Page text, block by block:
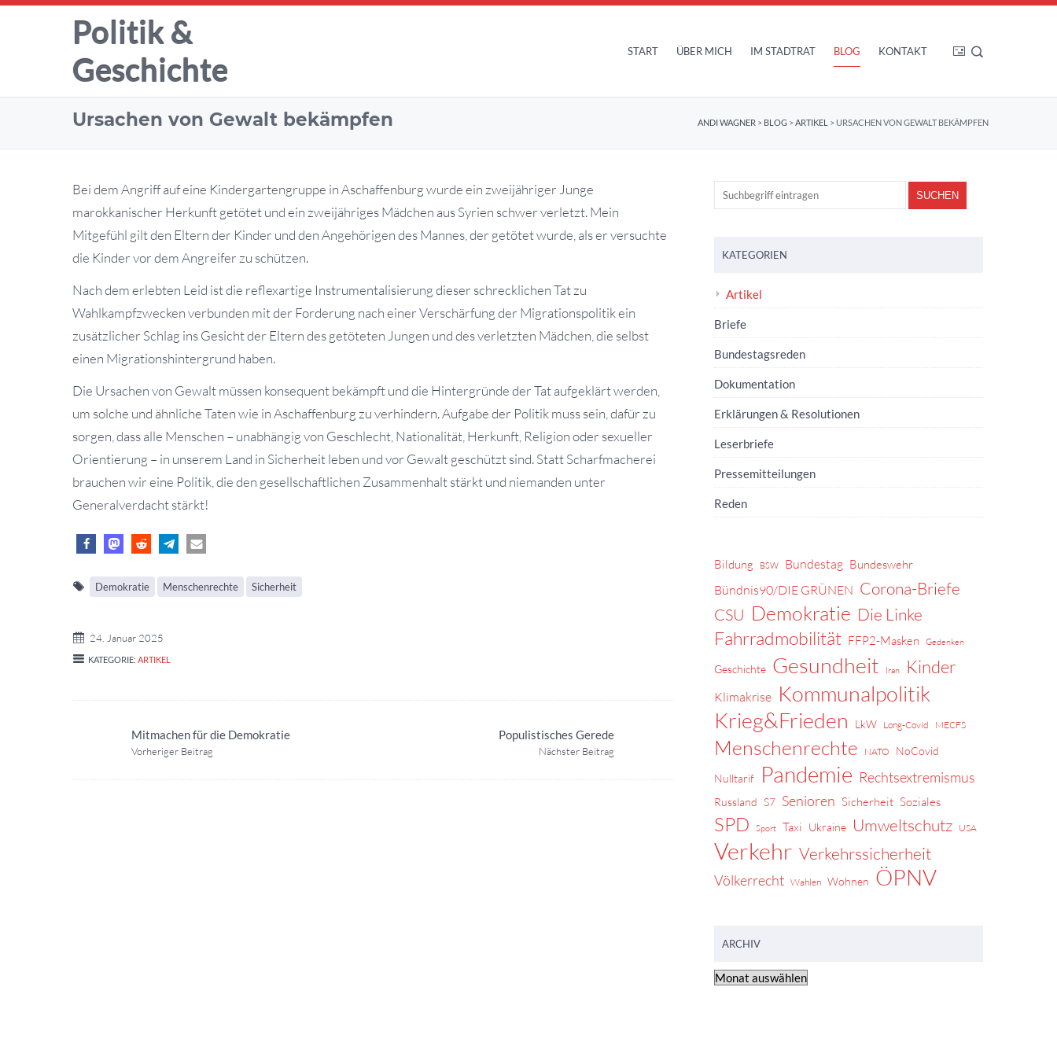
Politik &
Geschichte
START ÜBER MICH IM STADTRAT BLOG KONTAKT
Ursachen von Gewalt bekämpfen ANDI WAGNER > BLOG >ARTIKEL > URSACHEN VON GEWALT BEKÄMPFEN
Bei dem Angriff auf eine Kindergartengruppe in Aschaffenburg wurde ein zweijähriger Junge
marokkanischer Herkunft getötet und ein zweijähriges Mädchen aus Syrien schwerverletzt. Mein
Mitgefühl gilt den Eltern der Kinder und den Angehörigen des Mannes, der getötet wurde, als er versuchte
die Kinder vor dem Angreifer zu schützen.
Nach dem erlebten Leid ist die reflexartige Instrumentalisierung dieser schrecklichen Tat zu
Wahlkampfzwecken verbunden mit der Forderung nach einer Verschärfung der Migrationspolitik ein
zusätzlicher Schlag ins Gesicht der Eltern des getöteten Jungen und des verletzten Mädchen, die selbst
einen Migrationshintergrund haben.
Die Ursachen von Gewalt müssen konsequent bekämpft und die Hintergründe der Tat aufgeklärt werden,
um solche und ähnliche Taten wie in Aschaffenburg zu verhindern. Aufgabe der Politik muss sein, dafür zu
sorgen, dass alle Menschen – unabhängig von Geschlecht, Nationalität, Herkunft, Religion oder sexueller
Orientierung – in unserem Land in Sicherheit leben und vor Gewalt geschützt sind. Statt Scharfmacherei
brauchen wir eine Politik, die den gesellschaftlichen Zusammenhalt stärkt und niemanden unter
Generalverdacht stärkt!
Demokratie Menschenrechte Sicherheit
24. Januar 2025
KATEGORIE: ARTIKEL
Mitmachen für die Demokratie
Vorheriger Beitrag
Populistisches Gerede
Nächster Beitrag
KATEGORIEN
Artikel
Briefe
Bundestagsreden
Dokumentation
Erklärungen & Resolutionen
Leserbriefe
Pressemitteilungen
Reden
Bildung BSW Bundestag Bundeswehr
Bündnis90/DIE GRÜNEN Corona-Briefe
CSU Demokratie Die Linke
Fahrradmobilität FFP2-Masken Gedenken
Geschichte Gesundheit Iran Kinder
Klimakrise Kommunalpolitik
Krieg&Frieden
LkW Long-Covid MECFS
Menschenrechte NATO NoCovid
Nulltarif Pandemie Rechtsextremismus
Russland S7 Senioren Sicherheit Soziales
SPD Sport Taxi Ukraine Umweltschutz USA
Verkehr Verkehrssicherheit
Völkerrecht Wahlen Wohnen ÖPNV
ARCHIV